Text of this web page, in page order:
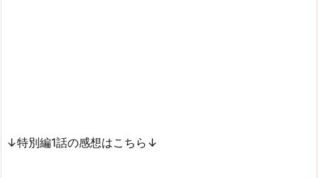
↓特別編1話の感想はこちら↓